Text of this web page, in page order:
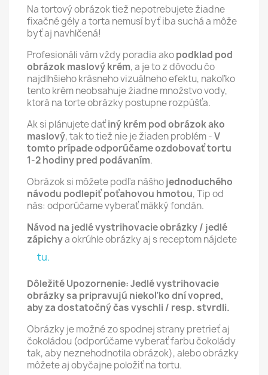
Na tortový obrázok tiež nepotrebujete žiadne
fixačné gély a torta nemusí byť iba suchá a môže
byť aj navhlčená!
Profesionáli vám vždy poradia akopodklad pod
obrázok maslový krém, a je to z dôvodu čo
najdlhšieho krásneho vizuálneho efektu, nakoľko
tento krém neobsahuje žiadne množstvo vody,
ktorá na torte obrázky postupne rozpúšťa.
Ak si plánujete daťiný krém pod obrázok ako
maslový, tak to tiež nie je žiaden problém -V
tomto prípade odporúčame ozdobovať tortu
1-2 hodiny pred podávaním.
Obrázok si môžete podľa nášhojednoduchého
návodu podlepiť poťahovou hmotou, Tip od
nás: odporúčame vyberať mäkký fondán.
Návod na jedlé vystrihovacie obrázky / jedlé
zápichya okrúhle obrázky aj s receptom nájdete
tu.
Dôležité Upozornenie: Jedlé vystrihovacie
obrázky sa pripravujú niekoľko dní vopred,
aby za dostatočný čas vyschli / resp. stvrdli.
Obrázky je možné zo spodnej strany pretrieť aj
čokoládou (odporúčame vyberať farbu čokolády
tak, aby neznehodnotila obrázok), alebo obrázky
môžete aj obyčajne položiť na tortu.